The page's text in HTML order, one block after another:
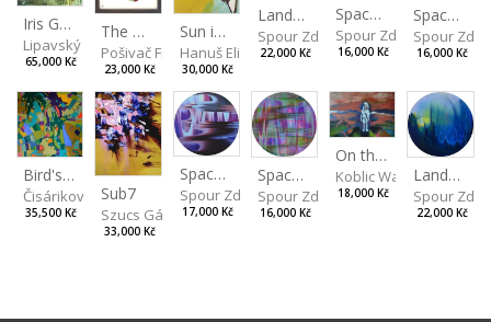
Iris Garden
Lipavský Matěj
65,000 Kč
The Garden
Pošivač Filip
23,000 Kč
Sun in a Spring Garden
Hanuš Eliška
30,000 Kč
Landscape III
Spour Zdeněk
22,000 Kč
Spaces I
Spour Zdeněk
16,000 Kč
Spaces II
Spour
16,000 Kč
Bird's Eye View
Čisáriková Táňa
35,500 Kč
Sub7
Szucs Gábor
33,000 Kč
Spaces IV
Spour Zdeněk
17,000 Kč
Spaces III
Spour Zdeněk
16,000 Kč
On the Clifs
Koblic Walterová
18,000 Kč
Landscape II
Spour
22,000 Kč